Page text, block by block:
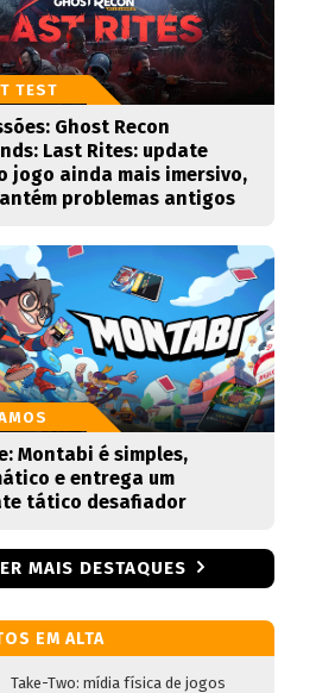
TEST
Ghost Recon
Last Rites: update
jogo ainda mais imersivo,
problemas antigos
Montabi é simples,
e entrega um
tático desafiador
MAIS DESTAQUES
EM ALTA
Take-Two: mídia física de jogos